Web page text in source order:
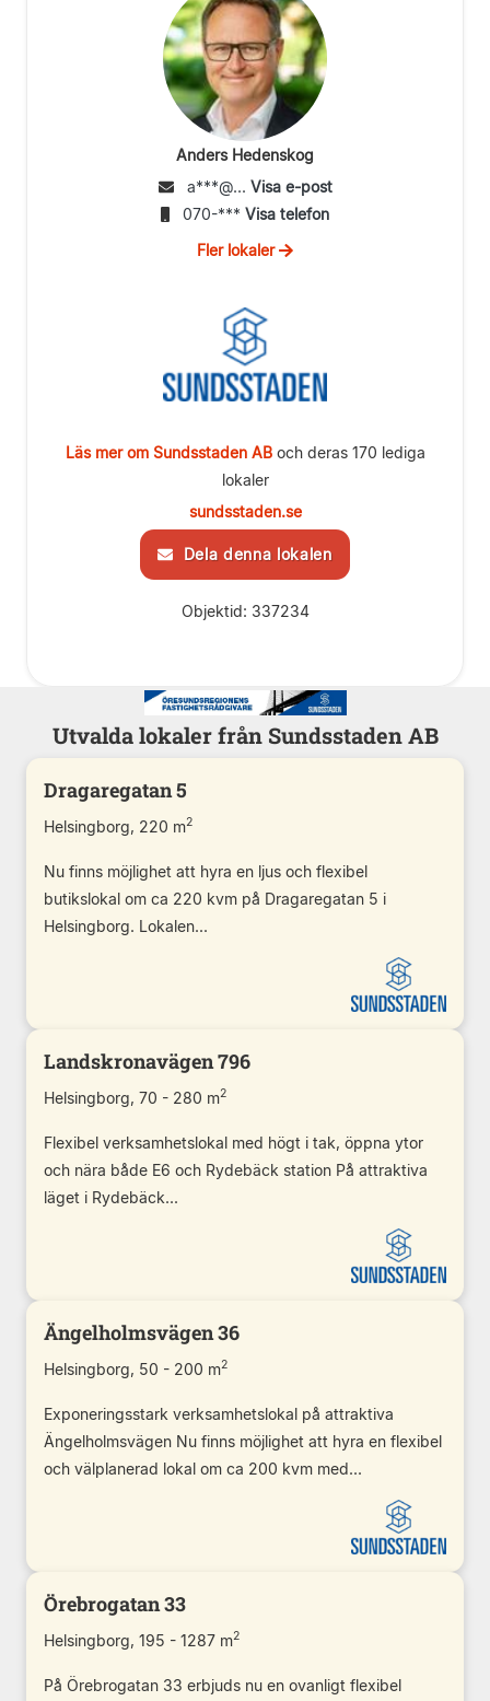
Anders Hedenskog
a***@... Visa e-post
070-*** Visa telefon
Fler lokaler
Läs mer om Sundsstaden ABoch deras 170 lediga
lokaler
sundsstaden.se
Dela denna lokalen
Objektid: 337234
Utvalda lokaler från Sundsstaden AB
Dragaregatan 5
Helsingborg, 220 m2
Nu finns möjlighet att hyra en ljus och flexibel
butikslokal om ca 220 kvm på Dragaregatan 5 i
Helsingborg. Lokalen...
Landskronavägen 796
Helsingborg, 70 - 280 m2
Flexibel verksamhetslokal med högt i tak, öppna ytor
och nära både E6 och Rydebäck station På attraktiva
läget i Rydebäck...
Ängelholmsvägen 36
Helsingborg, 50 - 200 m2
Exponeringsstark verksamhetslokal på attraktiva
Ängelholmsvägen Nu finns möjlighet att hyra en flexibel
och välplanerad lokal om ca 200 kvm med...
Örebrogatan 33
Helsingborg, 195 - 1287 m2
På Örebrogatan 33 erbjuds nu en ovanligt flexibel